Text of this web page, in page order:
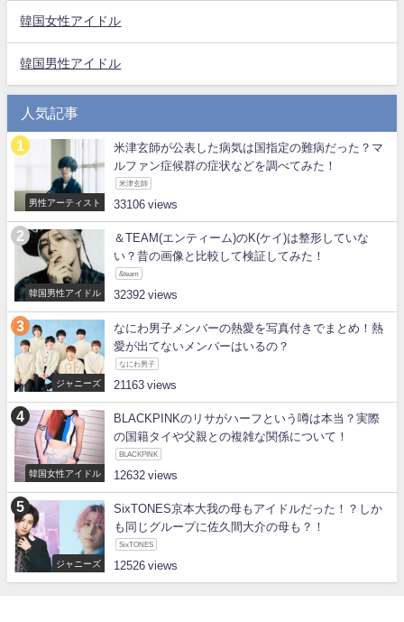
韓国女性アイドル
韓国男性アイドル
人気記事
男性アーティスト
米津玄師が公表した病気は国指定の難病だった？マ
ルファン症候群の症状などを調べてみた！
米津玄師
33106
韓国男性アイドル
＆TEAM(エンティーム)のK(ケイ)は整形していな
い？昔の画像と比較して検証してみた！
&team
32392
ジャニーズ
なにわ男子メンバーの熱愛を写真付きでまとめ！熱
愛が出てないメンバーはいるの？
なにわ男子
21163
韓国女性アイドル
BLACKPINKのリサがハーフという噂は本当？実際
の国籍タイや父親との複雑な関係について！
BLACKPINK
12632
ジャニーズ
SixTONES京本大我の母もアイドルだった！？しか
も同じグループに佐久間大介の母も？！
SixTONES
12526